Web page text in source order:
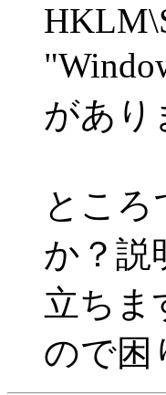
があり
とこ
か？説
立ちま
ので困